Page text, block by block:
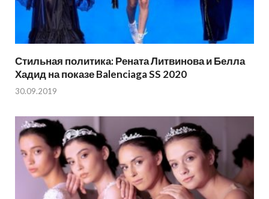
Стильная политика: Рената Литвинова и Белла
Хадид на показе Balenciaga SS 2020
30.09.2019